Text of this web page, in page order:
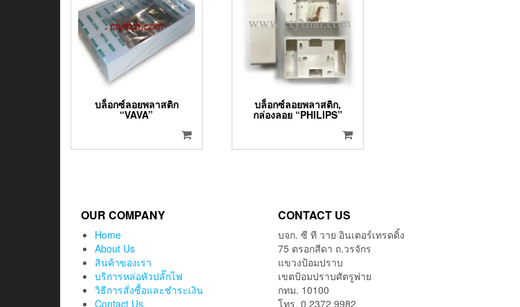
บล็อกซ์ลอยพลาสติก
“VAVA”
บล็อกซ์ลอยพลาสติก,
กล่องลอย “PHILIPS”
OUR COMPANY
Home
About Us
สินค้าของเรา
บริการหล่อหัวปลั๊กไฟ
วิธีการสั่งซื้อและชำระเงิน
Contact Us
CONTACT US
บจก. ซี ที วาย อินเตอร์เทรดดิ้ง
75 ตรอกสีดา ถ.วรจักร
แขวงป้อมปราบ
เขตป้อมปราบศัตรูพ่าย
กทม. 10100
โทร. 0 2372 9982